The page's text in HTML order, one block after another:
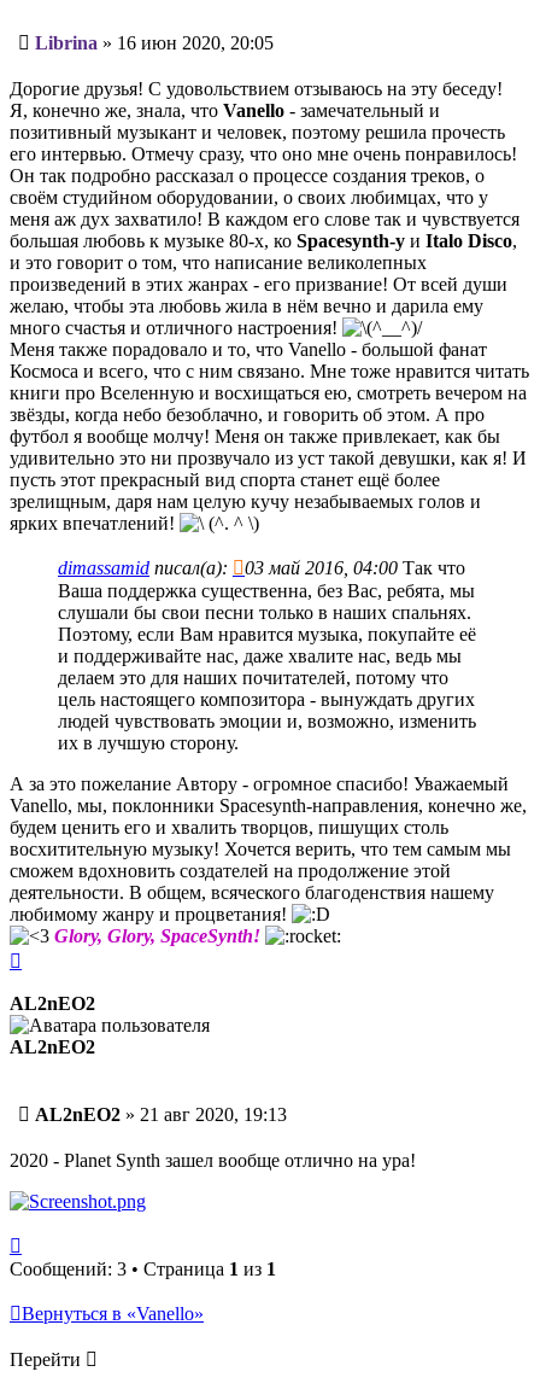
Сообщение
Librina » 16 июн 2020, 20:05
Дорогие друзья! С удовольствием отзываюсь на эту беседу!
Я, конечно же, знала, что Vanello - замечательный и
позитивный музыкант и человек, поэтому решила прочесть
его интервью. Отмечу сразу, что оно мне очень понравилось!
Он так подробно рассказал о процессе создания треков, о
своём студийном оборудовании, о своих любимцах, что у
меня аж дух захватило! В каждом его слове так и чувствуется
большая любовь к музыке 80-х, ко Spacesynth-у и Italo Disco,
и это говорит о том, что написание великолепных
произведений в этих жанрах - его призвание! От всей души
желаю, чтобы эта любовь жила в нём вечно и дарила ему
много счастья и отличного настроения!
Меня также порадовало и то, что Vanello - большой фанат
Космоса и всего, что с ним связано. Мне тоже нравится читать
книги про Вселенную и восхищаться ею, смотреть вечером на
звёзды, когда небо безоблачно, и говорить об этом. А про
футбол я вообще молчу! Меня он также привлекает, как бы
удивительно это ни прозвучало из уст такой девушки, как я! И
пусть этот прекрасный вид спорта станет ещё более
зрелищным, даря нам целую кучу незабываемых голов и
ярких впечатлений!
dimassamid писал(а): 03 май 2016, 04:00 Так что
Ваша поддержка существенна, без Вас, ребята, мы
слушали бы свои песни только в наших спальнях.
Поэтому, если Вам нравится музыка, покупайте её
и поддерживайте нас, даже хвалите нас, ведь мы
делаем это для наших почитателей, потому что
цель настоящего композитора - вынуждать других
людей чувствовать эмоции и, возможно, изменить
их в лучшую сторону.
А за это пожелание Автору - огромное спасибо! Уважаемый
Vanello, мы, поклонники Spacesynth-направления, конечно же,
будем ценить его и хвалить творцов, пишущих столь
восхитительную музыку! Хочется верить, что тем самым мы
сможем вдохновить создателей на продолжение этой
деятельности. В общем, всяческого благоденствия нашему
любимому жанру и процветания!
Glory, Glory, SpaceSynth!
началу
AL2nEO2
AL2nEO2
Сообщение
AL2nEO2 » 21 авг 2020, 19:13
2020 - Planet Synth зашел вообще отлично на ура!
к
началу
Сообщений: 3 • Страница 1 из 1
Вернуться в «Vanello»
Перейти